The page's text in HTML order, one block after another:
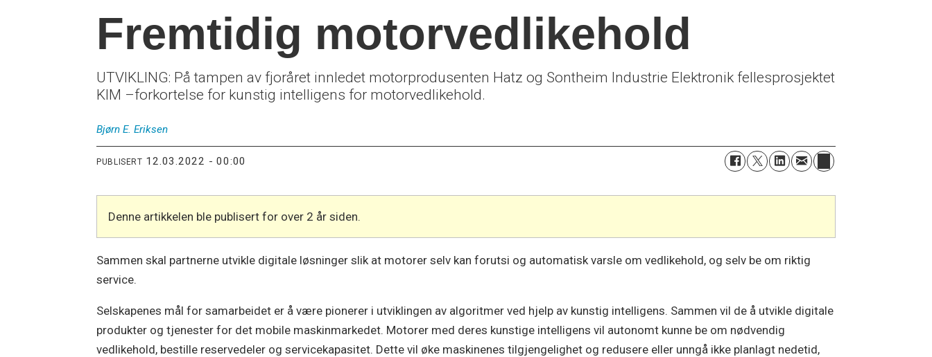
Fremtidig motorvedlikehold
UTVIKLING: På tampen av fjoråret innledet motorprodusenten Hatz og Sontheim Industrie Elektronik fellesprosjektet
KIM –forkortelse for kunstig intelligens for motorvedlikehold.
Bjørn E. Eriksen
PUBLISERT 12.03.2022 - 00:00
Denne artikkelen ble publisert for over 2 år siden.
Sammen skal partnerne utvikle digitale løsninger slik at motorer selv kan forutsi og automatisk varsle om vedlikehold, og selv be om riktig
service.
Selskapenes mål for samarbeidet er å være pionerer i utviklingen av algoritmer ved hjelp av kunstig intelligens. Sammen vil de å utvikle digitale
produkter og tjenester for det mobile maskinmarkedet. Motorer med deres kunstige intelligens vil autonomt kunne be om nødvendig
vedlikehold, bestille reservedeler og servicekapasitet. Dette vil øke maskinenes tilgjengelighet og redusere eller unngå ikke planlagt nedetid,